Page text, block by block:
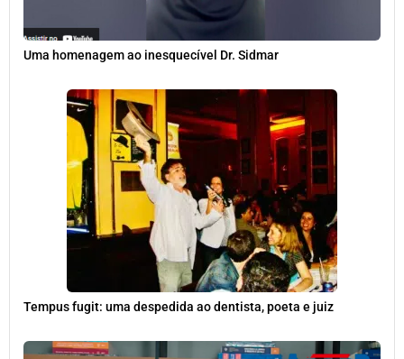
Uma homenagem ao inesquecível Dr. Sidmar
Tempus fugit: uma despedida ao dentista, poeta e juiz